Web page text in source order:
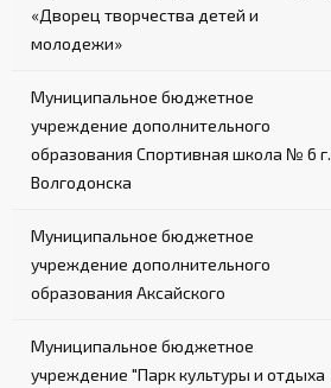
«Дворец творчества детей и
молодежи»
Муниципальное бюджетное
учреждение дополнительного
образования Спортивная школа № 6 г.
Волгодонска
Муниципальное бюджетное
учреждение дополнительного
образования Аксайского
Муниципальное бюджетное
учреждение "Парк культуры и отдыха